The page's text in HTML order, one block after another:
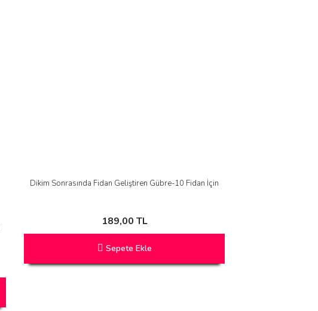
Dikim Sonrasında Fidan Geliştiren Gübre-10 Fidan İçin
189,00 TL
Sepete Ekle